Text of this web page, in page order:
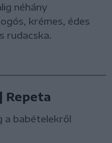
néhány
krémes, édes
rudacska.
Repeta
a babételekről